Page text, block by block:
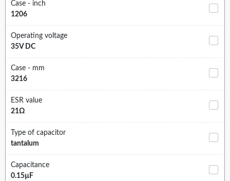
Case - inch
1206
Operating voltage
35V DC
Case - mm
3216
ESR value
21Ω
Type of capacitor
tantalum
Capacitance
0.15µF